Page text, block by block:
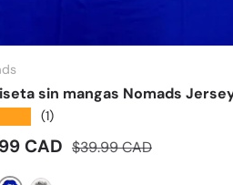
sin mangas Nomads
(1)
de venta
CAD Precio normal
$39.99 CAD